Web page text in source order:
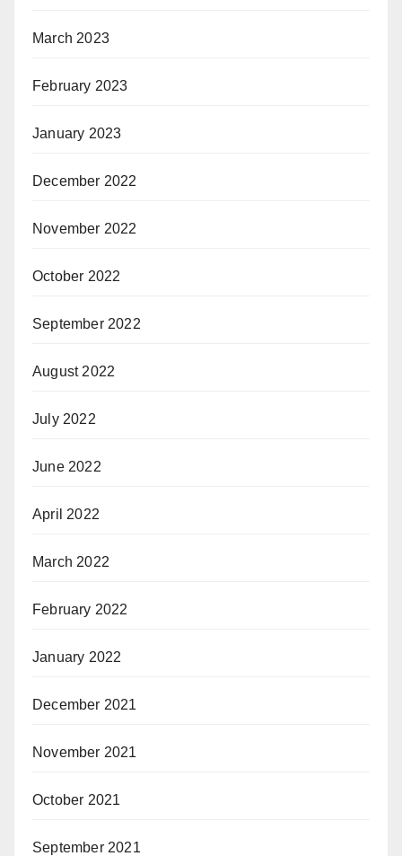
March 2023
February 2023
January 2023
December 2022
November 2022
October 2022
September 2022
August 2022
July 2022
June 2022
April 2022
March 2022
February 2022
January 2022
December 2021
November 2021
October 2021
September 2021